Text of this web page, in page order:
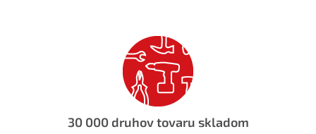
c
i
e
p
r
k
30 000 druhov tovaru skladom